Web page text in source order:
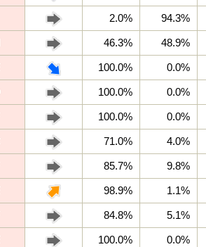
2.0% 94.3%
46.3% 48.9%
100.0% 0.0%
100.0% 0.0%
100.0% 0.0%
71.0% 4.0%
85.7% 9.8%
98.9% 1.1%
84.8% 5.1%
100.0% 0.0%